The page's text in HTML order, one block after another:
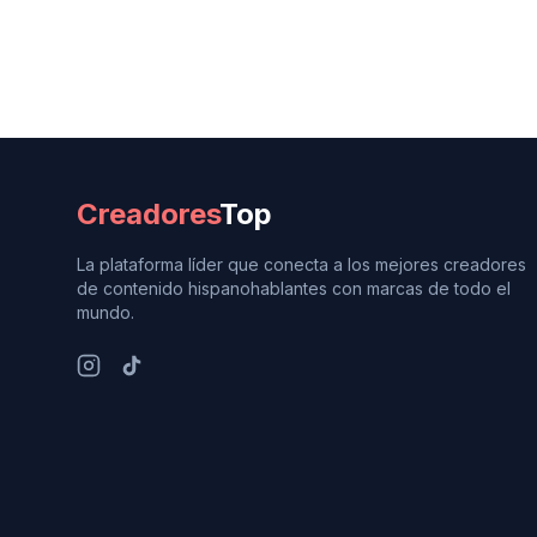
CreadoresTop
La plataforma líder que conecta a los mejores creadores
de contenido hispanohablantes con marcas de todo el
mundo.